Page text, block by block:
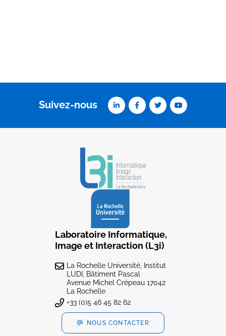
Suivez-nous
Laboratoire Informatique,
Image et Interaction (L3i)
La Rochelle Université, Institut
LUDI, Bâtiment Pascal
Avenue Michel Crépeau 17042
La Rochelle
+33 (0)5 46 45 82 62
NOUS CONTACTER